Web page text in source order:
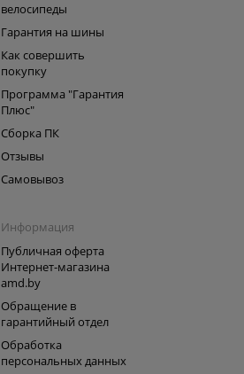
велосипеды
Гарантия на шины
Как совершить
покупку
Программа "Гарантия
Плюс"
Сборка ПК
Отзывы
Самовывоз
Информация
Публичная оферта
Интернет-магазина
amd.by
Обращение в
гарантийный отдел
Обработка
персональных данных